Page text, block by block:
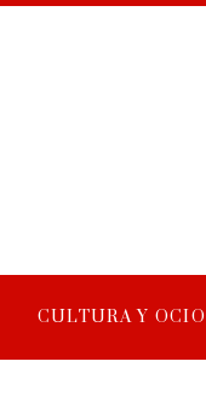
CULTURA Y OCIO